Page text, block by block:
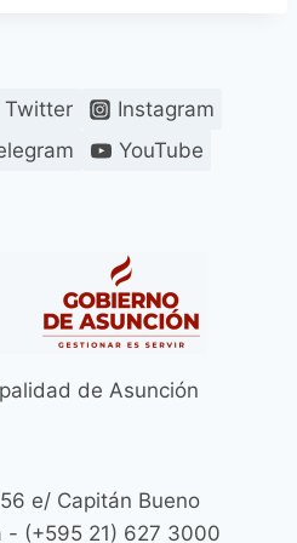
Twitter
Instagram
YouTube
de Asunción
e/ Capitán Bueno
- (+595 21) 627 3000